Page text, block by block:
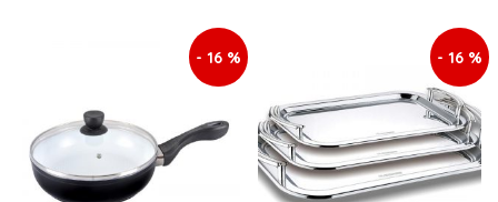
- 16 % - 16 %